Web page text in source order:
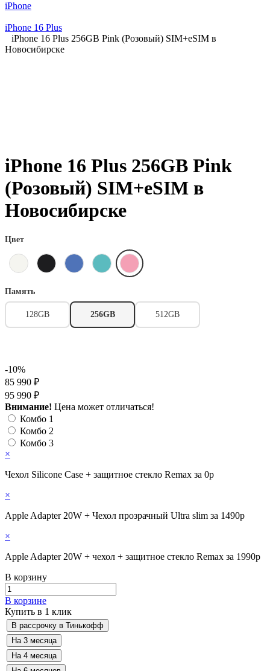
iPhone
iPhone 16 Plus
iPhone 16 Plus 256GB Pink (Розовый) SIM+eSIM в
Новосибирске
iPhone 16 Plus 256GB Pink
(Розовый) SIM+eSIM в
Новосибирске
Цвет
Память
128GB 256GB 512GB
-10%
85 990 ₽
95 990 ₽
Внимание! Цена может отличаться!
Комбо 1
Комбо 2
Комбо 3
×
Чехол Silicone Case + защитное стекло Remax за 0р
×
Apple Adapter 20W + Чехол прозрачный Ultra slim за 1490р
×
Apple Adapter 20W + чехол + защитное стекло Remax за 1990р
В корзину
В корзине
Купить в 1 клик